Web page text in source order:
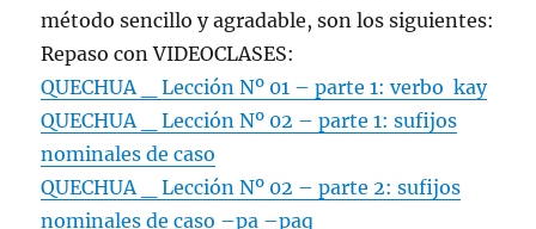
método sencillo y agradable, son los siguientes:
Repaso con VIDEOCLASES:
QUECHUA _ Lección Nº 01 – parte 1: verbo kay
QUECHUA _ Lección Nº 02 – parte 1: sufijos
nominales de caso
QUECHUA _ Lección Nº 02 – parte 2: sufijos
nominales de caso –pa –paq